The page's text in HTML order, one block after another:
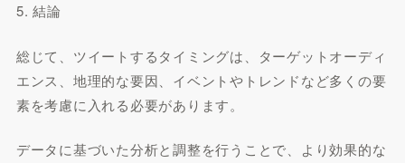
5. 結論
総じて、ツイートするタイミングは、ターゲットオーディ
エンス、地理的な要因、イベントやトレンドなど多くの要
素を考慮に入れる必要があります。
データに基づいた分析と調整を行うことで、より効果的な